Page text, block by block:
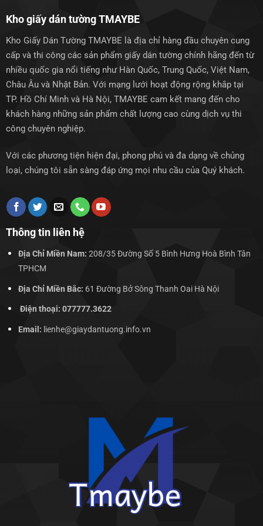
Kho giấy dán tường TMAYBE
Kho Giấy Dán Tường TMAYBE là địa chỉ hàng đầu chuyên cung
cấp và thi công các sản phẩm giấy dán tường chính hãng đến từ
nhiều quốc gia nổi tiếng như Hàn Quốc, Trung Quốc, Việt Nam,
Châu Âu và Nhật Bản. Với mạng lưới hoạt động rộng khắp tại
TP. Hồ Chí Minh và Hà Nội, TMAYBE cam kết mang đến cho
khách hàng những sản phẩm chất lượng cao cùng dịch vụ thi
công chuyên nghiệp.
Với các phương tiện hiện đại, phong phú và đa dạng về chủng
loại, chúng tôi sẵn sàng đáp ứng mọi nhu cầu của Quý khách.
Thông tin liên hệ
Địa Chỉ Miền Nam: 208/35 Đường Số 5 Bình Hưng Hoà Bình Tân
TPHCM
Địa Chỉ Miền Bắc: 61 Đường Bở Sông Thanh Oai Hà Nội
Điện thoại: 077777.3622
Email: lienhe@giaydantuong.info.vn